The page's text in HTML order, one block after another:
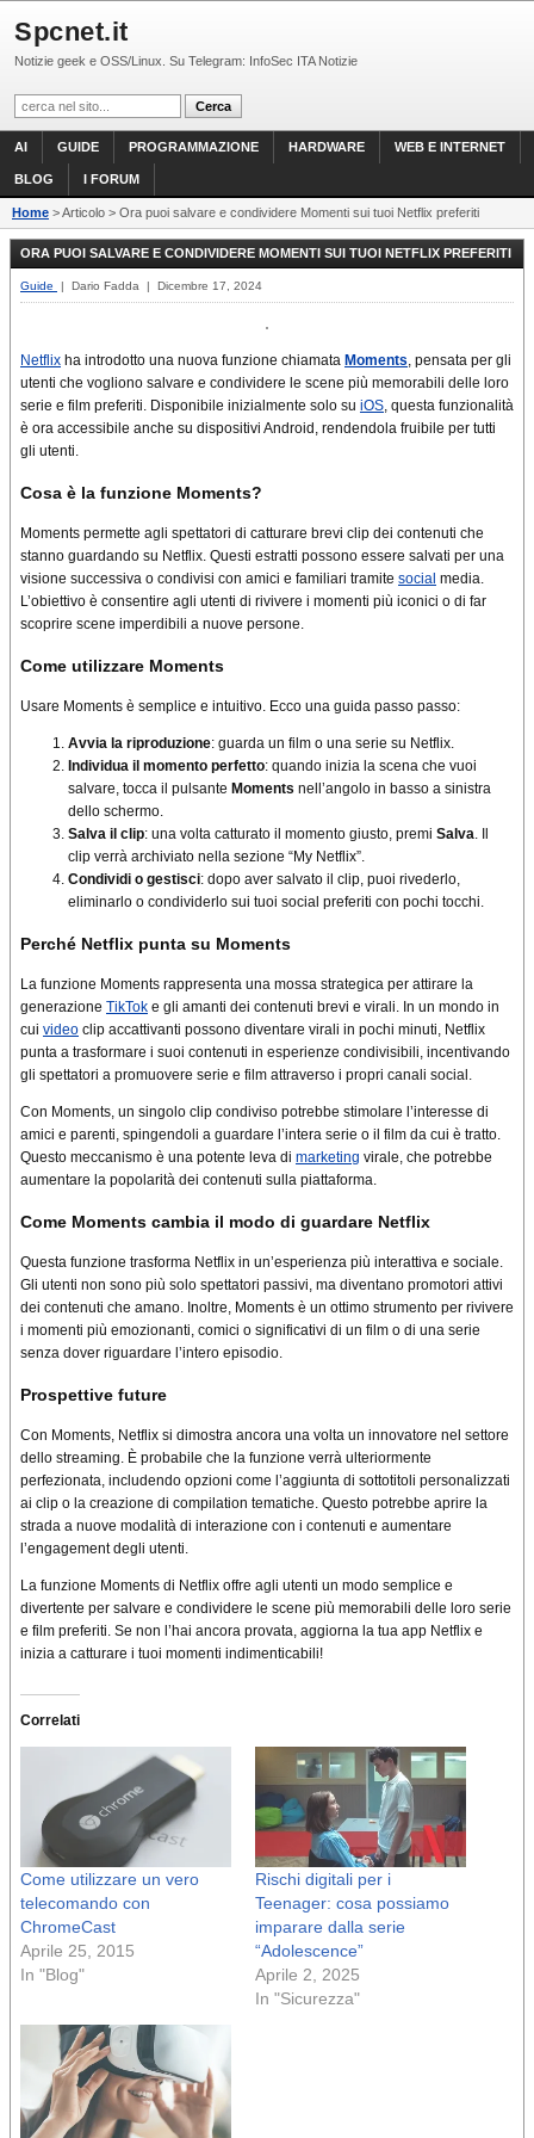
Spcnet.it
Notizie geek e OSS/Linux. Su Telegram: InfoSec ITA Notizie
AI GUIDE PROGRAMMAZIONE HARDWARE WEB E INTERNET
BLOG I FORUM
Home > Articolo > Ora puoi salvare e condividere Momenti sui tuoi Netflix preferiti
ORA PUOI SALVARE E CONDIVIDERE MOMENTI SUI TUOI NETFLIX PREFERITI
Guide | Dario Fadda | Dicembre 17, 2024
Netflix ha introdotto una nuova funzione chiamata Moments, pensata per gli
utenti che vogliono salvare e condividere le scene più memorabili delle loro
serie e film preferiti. Disponibile inizialmente solo su iOS, questa funzionalità
è ora accessibile anche su dispositivi Android, rendendola fruibile per tutti
gli utenti.
Cosa è la funzione Moments?
Moments permette agli spettatori di catturare brevi clip dei contenuti che
stanno guardando su Netflix. Questi estratti possono essere salvati per una
visione successiva o condivisi con amici e familiari tramite social media.
L’obiettivo è consentire agli utenti di rivivere i momenti più iconici o di far
scoprire scene imperdibili a nuove persone.
Come utilizzare Moments
Usare Moments è semplice e intuitivo. Ecco una guida passo passo:
Avvia la riproduzione: guarda un film o una serie su Netflix.
Individua il momento perfetto: quando inizia la scena che vuoi
salvare, tocca il pulsante Moments nell’angolo in basso a sinistra
dello schermo.
Salva il clip: una volta catturato il momento giusto, premi Salva. Il
clip verrà archiviato nella sezione “My Netflix”.
Condividi o gestisci: dopo aver salvato il clip, puoi rivederlo,
eliminarlo o condividerlo sui tuoi social preferiti con pochi tocchi.
Perché Netflix punta su Moments
La funzione Moments rappresenta una mossa strategica per attirare la
generazione TikTok e gli amanti dei contenuti brevi e virali. In un mondo in
cui video clip accattivanti possono diventare virali in pochi minuti, Netflix
punta a trasformare i suoi contenuti in esperienze condivisibili, incentivando
gli spettatori a promuovere serie e film attraverso i propri canali social.
Con Moments, un singolo clip condiviso potrebbe stimolare l’interesse di
amici e parenti, spingendoli a guardare l’intera serie o il film da cui è tratto.
Questo meccanismo è una potente leva di marketing virale, che potrebbe
aumentare la popolarità dei contenuti sulla piattaforma.
Come Moments cambia il modo di guardare Netflix
Questa funzione trasforma Netflix in un’esperienza più interattiva e sociale.
Gli utenti non sono più solo spettatori passivi, ma diventano promotori attivi
dei contenuti che amano. Inoltre, Moments è un ottimo strumento per rivivere
i momenti più emozionanti, comici o significativi di un film o di una serie
senza dover riguardare l’intero episodio.
Prospettive future
Con Moments, Netflix si dimostra ancora una volta un innovatore nel settore
dello streaming. È probabile che la funzione verrà ulteriormente
perfezionata, includendo opzioni come l’aggiunta di sottotitoli personalizzati
ai clip o la creazione di compilation tematiche. Questo potrebbe aprire la
strada a nuove modalità di interazione con i contenuti e aumentare
l’engagement degli utenti.
La funzione Moments di Netflix offre agli utenti un modo semplice e
divertente per salvare e condividere le scene più memorabili delle loro serie
e film preferiti. Se non l’hai ancora provata, aggiorna la tua app Netflix e
inizia a catturare i tuoi momenti indimenticabili!
Correlati
Come utilizzare un vero
telecomando con
ChromeCast
Aprile 25, 2015
In "Blog"
Rischi digitali per i
Teenager: cosa possiamo
imparare dalla serie
“Adolescence”
Aprile 2, 2025
In "Sicurezza"